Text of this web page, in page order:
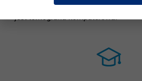
Zasadniczym badaniem obrazowym